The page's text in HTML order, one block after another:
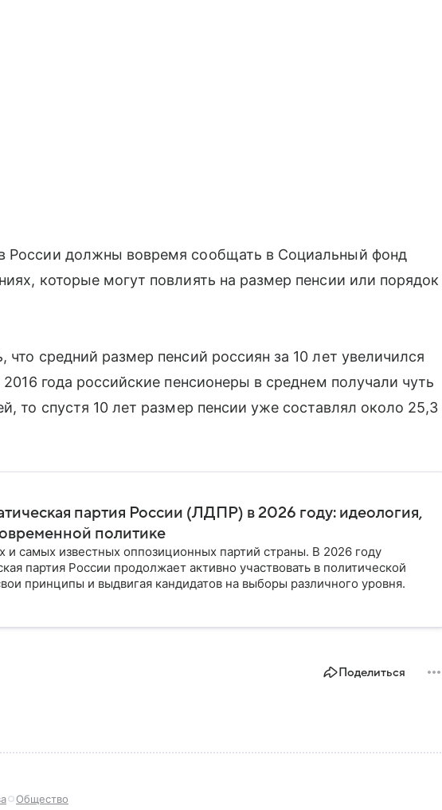
России должны вовремя сообщать в Социальный фонд
которые могут повлиять на размер пенсии или порядок
средний размер пенсий россиян за 10 лет увеличился
года российские пенсионеры в среднем получали чуть
то спустя 10 лет размер пенсии уже составлял около 25,3
партия России (ЛДПР) в 2026 году: идеология,
политике
самых известных оппозиционных партий страны. В 2026 году
партия России продолжает активно участвовать в политической
принципы и выдвигая кандидатов на выборы различного уровня.
Поделиться
Общество